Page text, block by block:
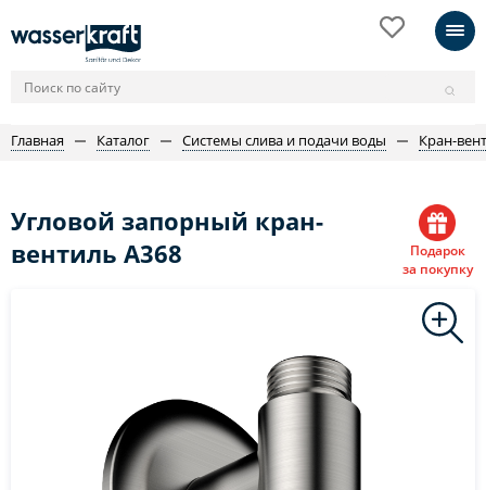
Главная Каталог Системы слива и подачи воды Кран-
Угловой запорный кран-
вентиль A368
Подарок
за покупку